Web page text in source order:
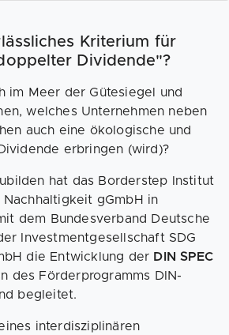
Kriterium für
Dividende"?
im Meer der Gütesiegel und
welches Unternehmen neben
auch eine ökologische und
erbringen (wird)?
hat das Borderstep Institut
gGmbH in
dem Bundesverband Deutsche
Investmentgesellschaft SDG
die Entwicklung der DIN SPEC
des Förderprogramms DIN-
begleitet.
interdisziplinären